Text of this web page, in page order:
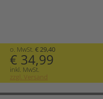
o. MwSt. € 29,40
€ 34,99
inkl. MwSt.
zzgl. Versand